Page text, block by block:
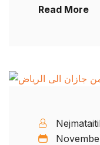
Read More